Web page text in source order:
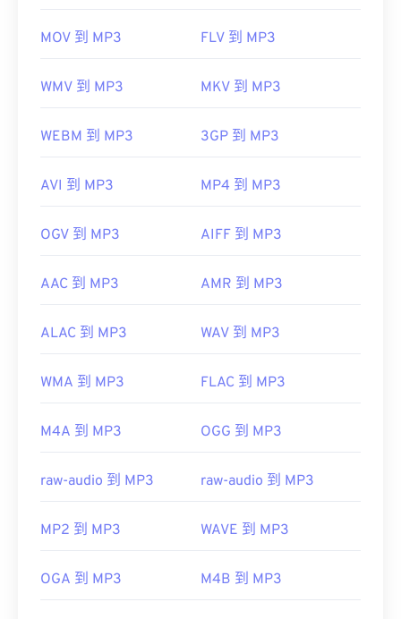
MOV 到 MP3 FLV 到 MP3
WMV 到 MP3 MKV 到 MP3
WEBM 到 MP3 3GP 到 MP3
AVI 到 MP3 MP4 到 MP3
OGV 到 MP3 AIFF 到 MP3
AAC 到 MP3 AMR 到 MP3
ALAC 到 MP3 WAV 到 MP3
WMA 到 MP3 FLAC 到 MP3
M4A 到 MP3 OGG 到 MP3
raw-audio 到 MP3 raw-audio 到 MP3
MP2 到 MP3 WAVE 到 MP3
OGA 到 MP3 M4B 到 MP3